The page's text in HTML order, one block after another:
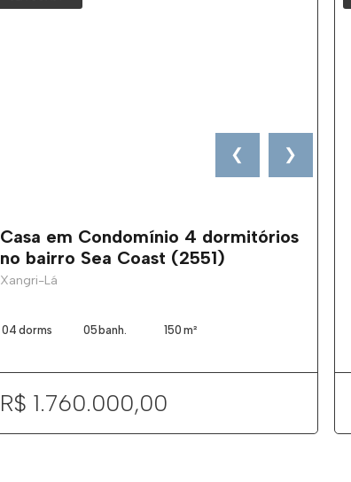
❮ ❯
Casa em Condomínio 4 dormitórios
no bairro Sea Coast (2551)
Xangri-Lá
04 dorms 05 banh. 150 m²
R$ 1.760.000,00